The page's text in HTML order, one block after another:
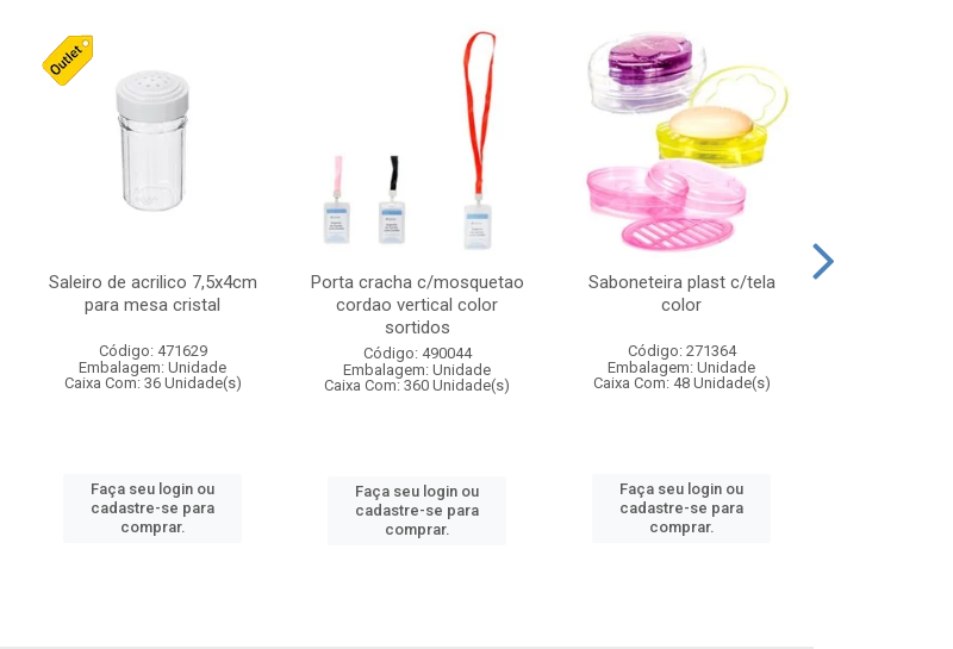
Saleiro de acrilico 7,5x4cm
para mesa cristal
Código: 471629
Embalagem: Unidade
Caixa Com: 36 Unidade(s)
Faça seu login ou
cadastre-se para
comprar.
Porta cracha c/mosquetao
cordao vertical color
sortidos
Código: 490044
Embalagem: Unidade
Caixa Com: 360 Unidade(s)
Faça seu login ou
cadastre-se para
comprar.
Saboneteira plast c/tela
color
Código: 271364
Embalagem: Unidade
Caixa Com: 48 Unidade(s)
Faça seu login ou
cadastre-se para
comprar.